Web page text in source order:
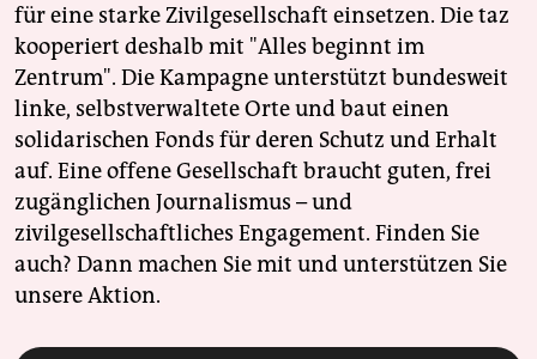
für eine starke Zivilgesellschaft einsetzen. Die taz
kooperiert deshalb mit "Alles beginnt im
Zentrum". Die Kampagne unterstützt bundesweit
linke, selbstverwaltete Orte und baut einen
solidarischen Fonds für deren Schutz und Erhalt
auf. Eine offene Gesellschaft braucht guten, frei
zugänglichen Journalismus – und
zivilgesellschaftliches Engagement. Finden Sie
auch? Dann machen Sie mit und unterstützen Sie
unsere Aktion.